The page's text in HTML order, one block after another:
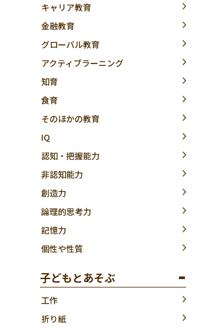
キャリア教育
金融教育
グローバル教育
アクティブラーニング
知育
食育
そのほかの教育
IQ
認知・把握能力
非認知能力
創造力
論理的思考力
記憶力
個性や性質
子どもとあそぶ
工作
折り紙